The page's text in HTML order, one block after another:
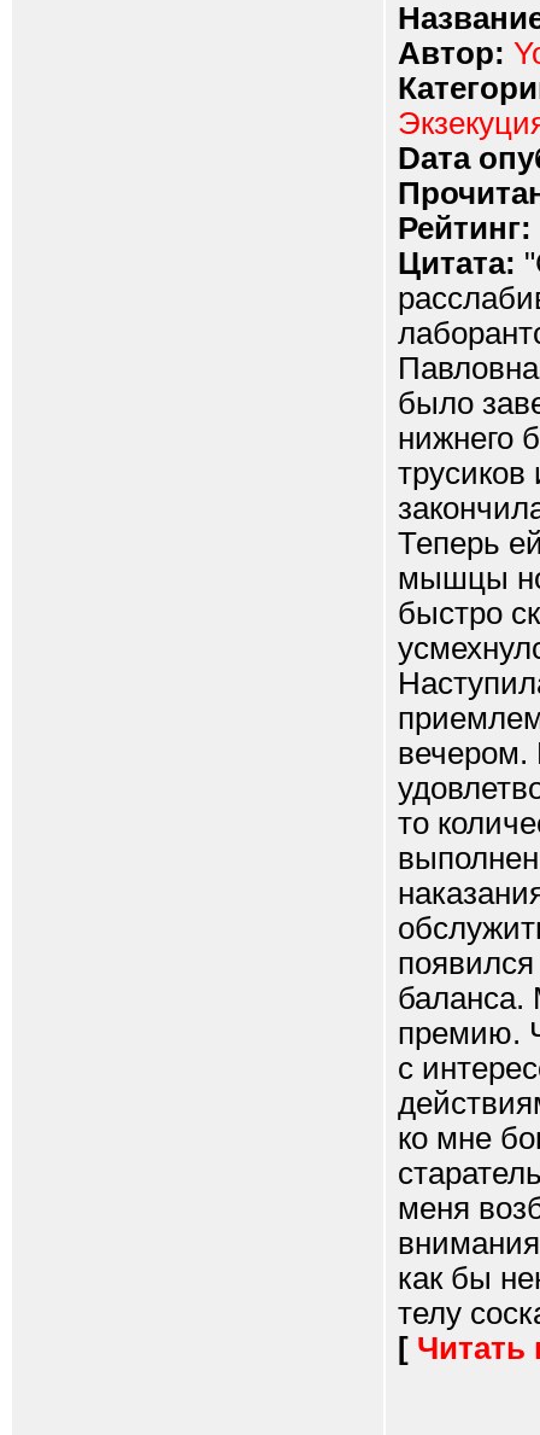
Автор:
Dата
Рейтинг:
Цитата:
было
нижнего
Теперь
мышцы
быстро
вечером.
то
баланса.
премию.
с
ко мне
меня
как бы
телу
[ Читать